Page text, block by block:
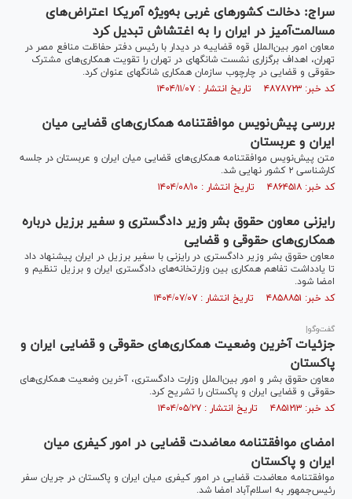
سراج: دخالت کشور‌های غربی به‌ویژه آمریکا اعتراض‌های
مسالمت‌آمیز در ایران را به اغتشاش تبدیل کرد
معاون امور بین‌الملل قوه قضاییه در دیدار با رئیس دفتر حفاظت منافع مصر در
تهران، اهداف برگزاری نشست شانگهای در تهران را تقویت همکاری‌های مشترک
حقوقی و قضایی در چارچوب سازمان همکاری شانگهای عنوان کرد.
کد خبر: ۴۸۷۸۷۲۳ تاریخ انتشار : ۱۴۰۴/۱۱/۰۷
بررسی پیش‌نویس موافقتنامه همکاری‌های قضایی میان
ایران و عربستان
متن پیش‌نویس موافقتنامه همکاری‌های قضایی میان ایران و عربستان در جلسه
کارشناسی ۲ کشور نهایی شد.
کد خبر: ۴۸۶۴۵۱۸ تاریخ انتشار : ۱۴۰۴/۰۸/۱۰
رایزنی معاون حقوق بشر وزیر دادگستری و سفیر برزیل درباره
همکاری‌های حقوقی و قضایی
معاون حقوق بشر وزیر دادگستری در رایزنی با سفیر برزیل در ایران پیشنهاد داد
تا یادداشت تفاهم همکاری بین وزارتخانه‌های دادگستری ایران و برزیل تنظیم و
امضا شود.
کد خبر: ۴۸۵۸۸۵۱ تاریخ انتشار : ۱۴۰۴/۰۷/۰۷
گفت‌و‌گو|
جزئیات آخرین وضعیت همکاری‌های حقوقی و قضایی ایران و
پاکستان
معاون حقوق بشر و امور بین‌الملل وزارت دادگستری، آخرین وضعیت همکاری‌های
حقوقی و قضایی ایران و پاکستان را تشریح کرد.
کد خبر: ۴۸۵۱۲۱۳ تاریخ انتشار : ۱۴۰۴/۰۵/۲۷
امضای موافقتنامه معاضدت قضایی در امور کیفری میان
ایران و پاکستان
موافقتنامه معاضدت قضایی در امور کیفری میان ایران و پاکستان در جریان سفر
رئیس‌جمهور به اسلام‌آباد امضا شد.